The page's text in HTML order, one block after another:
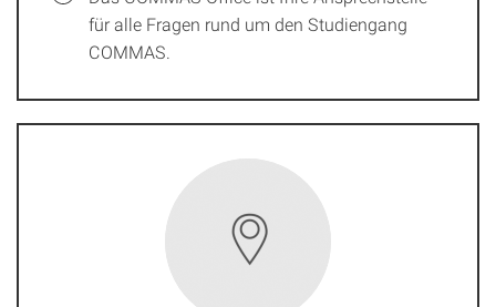
für alle Fragen rund um den Studiengang
COMMAS.